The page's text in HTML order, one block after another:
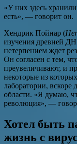
«У них здесь
есть», — говорит он.
Хендрик Пойнар (
изучения древней
нетерпением ждет
Он согласен с тем,
преувеличивают, и
некоторые из
лаборатории,
области. «Я думаю,
революция», —
Хотел быть
жизнь с